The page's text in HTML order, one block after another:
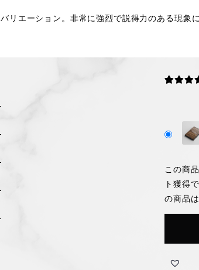
リエーション。非常に強烈で説得力のある現象
段階評
のうち
この商
ト獲得
の商品は